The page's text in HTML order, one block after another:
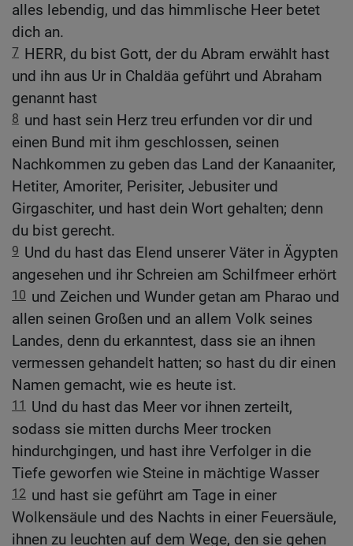
alles lebendig, und das himmlische Heer betet
dich an.
7 HERR, du bist Gott, der du Abram erwählt hast
und ihn aus Ur in Chaldäa geführt und Abraham
genannt hast
8 und hast sein Herz treu erfunden vor dir und
einen Bund mit ihm geschlossen, seinen
Nachkommen zu geben das Land der Kanaaniter,
Hetiter, Amoriter, Perisiter, Jebusiter und
Girgaschiter, und hast dein Wort gehalten; denn
du bist gerecht.
9 Und du hast das Elend unserer Väter in Ägypten
angesehen und ihr Schreien am Schilfmeer erhört
10 und Zeichen und Wunder getan am Pharao und
allen seinen Großen und an allem Volk seines
Landes, denn du erkanntest, dass sie an ihnen
vermessen gehandelt hatten; so hast du dir einen
Namen gemacht, wie es heute ist.
11
Und du hast das Meer vor ihnen zerteilt,
sodass sie mitten durchs Meer trocken
hindurchgingen, und hast ihre Verfolger in die
Tiefe geworfen wie Steine in mächtige Wasser
12 und hast sie geführt am Tage in einer
Wolkensäule und des Nachts in einer Feuersäule,
ihnen zu leuchten auf dem Wege, den sie gehen